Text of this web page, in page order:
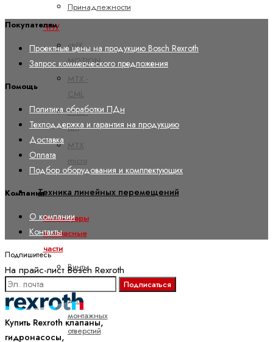
Принадлежности
ЧПУ
ctrlX
MOTION
MTX -
CML
MTX -
XM
MTX
micro
Техника линейных перемещений
Аксессуары
и запасные
части
Винты
для
монтажных
отверстий
Покупателям
Проектные цены на продукцию Bosch Rexroth
Запрос коммерческого предложения
Помощь
Политика обработки ПДн
Техподдержка и гарантия на продукцию
Доставка
Оплата
Подбор оборудования и комплектующих
Компания
О компании
Контакты
Подпишитесь
На прайс-лист Bosch Rexroth
Подписаться
Купить Rexroth клапаны,
гидронасосы,